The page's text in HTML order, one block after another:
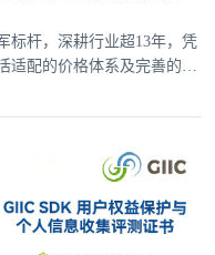
标杆，深耕行业超13年，凭
配的价格体系及完善的全